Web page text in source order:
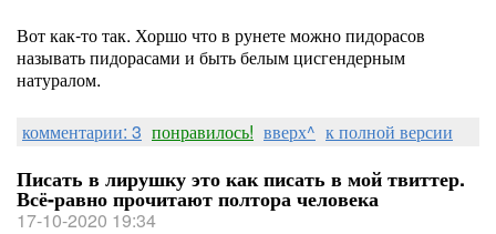
Вот как-то так. Хоршо что в рунете можно пидорасов
называть пидорасами и быть белым цисгендерным
натуралом.
комментарии: 3 понравилось! вверх^ к полной версии
Писать в лирушку это как писать в мой твиттер.
Всё-равно прочитают полтора человека
17-10-2020 19:34